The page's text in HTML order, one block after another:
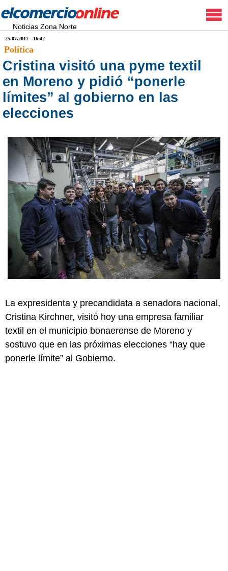
Noticias Zona Norte
25.07.2017 - 16:42
Política
Cristina visitó una pyme textil
en Moreno y pidió “ponerle
límites” al gobierno en las
elecciones
La expresidenta y precandidata a senadora nacional,
Cristina Kirchner, visitó hoy una empresa familiar
textil en el municipio bonaerense de Moreno y
sostuvo que en las próximas elecciones “hay que
ponerle límite” al Gobierno.